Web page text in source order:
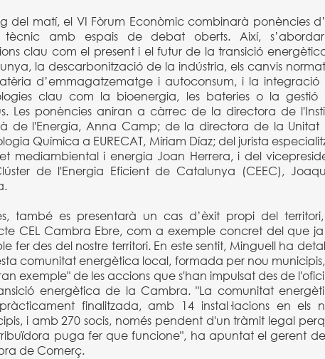
del matí, el VI Fòrum Econòmic combinarà ponències
tècnic amb espais de debat oberts. Així,
clau com el present i el futur de la transició
la descarbonització de la indústria, els canvis
d’emmagatzematge i autoconsum, i la integració
clau com la bioenergia, les bateries o la gestió
Les ponències aniran a càrrec de la directora de
de l'Energia, Anna Camp; de la directora de la Unitat
Química a EURECAT, Míriam Díaz; del jurista
mediambiental i energia Joan Herrera, i del
de l'Energia Eficient de Catalunya (CEEC),
també es presentarà un cas d’èxit propi del
CEL Cambra Ebre, com a exemple concret del que ja
fer des del nostre territori. En este sentit, Minguell ha
comunitat energètica local, formada per nou
exemple" de les accions que s'han impulsat des de
energètica de la Cambra. "La comunitat
finalitzada, amb 14 instal·lacions en els
i amb 270 socis, només pendent d'un tràmit legal
puga fer que funcione", ha apuntat el gerent
de Comerç.